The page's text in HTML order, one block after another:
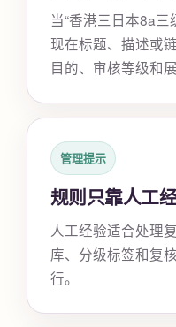
当“香港三日本8a
现在标题、描述或
目的、审核等级和
管理提示
规则只靠人工
人工经验适合处理
库、分级标签和复
行。